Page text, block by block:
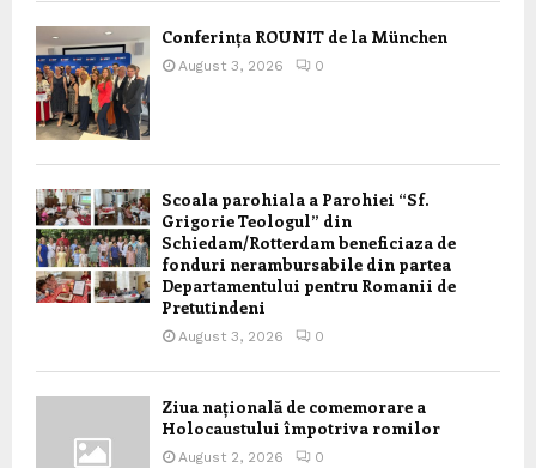
Conferința ROUNIT de la München
August 3, 2026 0
Scoala parohiala a Parohiei “Sf.
Grigorie Teologul” din
Schiedam/Rotterdam beneficiaza de
fonduri nerambursabile din partea
Departamentului pentru Romanii de
Pretutindeni
August 3, 2026 0
Ziua națională de comemorare a
Holocaustului împotriva romilor
August 2, 2026 0